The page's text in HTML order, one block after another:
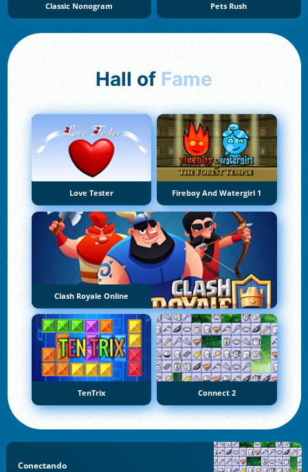
Classic Nonogram Pets Rush
Hall of Fame
Love Tester Fireboy And Watergirl 1
Clash Royale Online
TenTrix Connect 2
Conectando